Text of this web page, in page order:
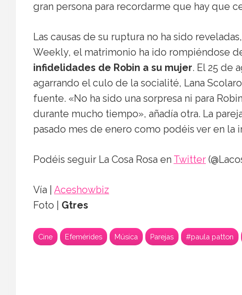
gran persona para recordarme que hay que
Las causas de su ruptura no ha sido
Weekly, el matrimonio ha ido rompiéndose
infidelidades de Robin a su mujer. El 25 de
agarrando el culo de la socialité, Lana
fuente. «No ha sido una sorpresa ni para
durante mucho tiempo», añadía otra. La
pasado mes de enero como podéis ver en la
Podéis seguir La Cosa Rosa en Twitter
Vía | Aceshowbiz
Foto | Gtres
Cine Efemérides Música Parejas #paula patton